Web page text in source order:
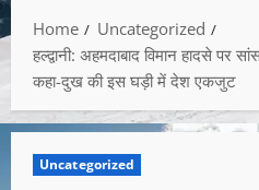
Home
Uncategorized
हल्द्वानी: अहमदाबाद विमान हादसे
कहा-दुख की इस घड़ी में देश एकजुट
Uncategorized